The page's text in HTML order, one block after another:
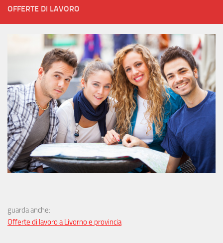
OFFERTE DI LAVORO
guarda anche:
Offerte di lavoro a Livorno e provincia